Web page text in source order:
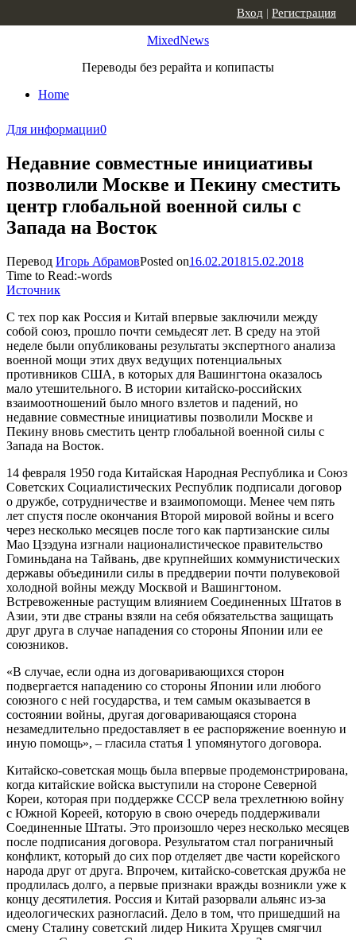
MixedNews
Переводы без рерайта и копипасты
Home
Вход | Регистрация
Для информации0
Недавние совместные инициативы
позволили Москве и Пекину сместить
центр глобальной военной силы с
Запада на Восток
Перевод Игорь АбрамовPosted on16.02.201815.02.2018
Time to Read:-words
Источник
С тех пор как Россия и Китай впервые заключили между
собой союз, прошло почти семьдесят лет. В среду на этой
неделе были опубликованы результаты экспертного анализа
военной мощи этих двух ведущих потенциальных
противников США, в которых для Вашингтона оказалось
мало утешительного. В истории китайско-российских
взаимоотношений было много взлетов и падений, но
недавние совместные инициативы позволили Москве и
Пекину вновь сместить центр глобальной военной силы с
Запада на Восток.
14 февраля 1950 года Китайская Народная Республика и Союз
Советских Социалистических Республик подписали договор
о дружбе, сотрудничестве и взаимопомощи. Менее чем пять
лет спустя после окончания Второй мировой войны и всего
через несколько месяцев после того как партизанские силы
Мао Цзэдуна изгнали националистическое правительство
Гоминьдана на Тайвань, две крупнейших коммунистических
державы объединили силы в преддверии почти полувековой
холодной войны между Москвой и Вашингтоном.
Встревоженные растущим влиянием Соединенных Штатов в
Азии, эти две страны взяли на себя обязательства защищать
друг друга в случае нападения со стороны Японии или ее
союзников.
«В случае, если одна из договаривающихся сторон
подвергается нападению со стороны Японии или любого
союзного с ней государства, и тем самым оказывается в
состоянии войны, другая договаривающаяся сторона
незамедлительно предоставляет в ее распоряжение военную и
иную помощь», – гласила статья 1 упомянутого договора.
Китайско-советская мощь была впервые продемонстрирована,
когда китайские войска выступили на стороне Северной
Кореи, которая при поддержке СССР вела трехлетнюю войну
с Южной Кореей, которую в свою очередь поддерживали
Соединенные Штаты. Это произошло через несколько месяцев
после подписания договора. Результатом стал пограничный
конфликт, который до сих пор отделяет две части корейского
народа друг от друга. Впрочем, китайско-советская дружба не
продлилась долго, а первые признаки вражды возникли уже к
концу десятилетия. Россия и Китай разорвали альянс из-за
идеологических разногласий. Дело в том, что пришедший на
смену Сталину советский лидер Никита Хрущев смягчил